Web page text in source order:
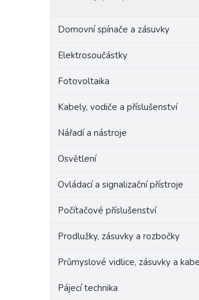
Domovní spínače a zásuvky
Elektrosoučástky
Fotovoltaika
Kabely, vodiče a příslušenství
Nářadí a nástroje
Osvětlení
Ovládací a signalizační přístroje
Počítačové příslušenství
Prodlužky, zásuvky a rozbočky
Průmyslové vidlice, zásuvky a
Pájecí technika